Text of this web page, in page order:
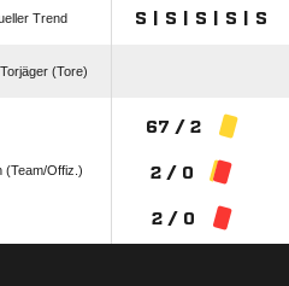
Trend S | S | S | S | S
(Tore)
(Team/Offiz.)
67 / 2
2 / 0
2 / 0